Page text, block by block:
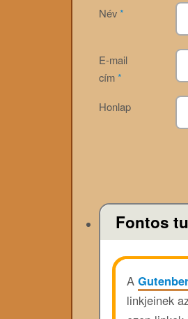
Név*
E-mail
cím*
Honlap
Fontos
A
linkjeinek